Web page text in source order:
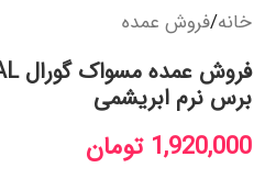
خانه/فروش عمده
برس نرم ابریشمی
1,920,000 تومان